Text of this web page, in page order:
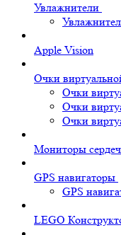
Увлажнители
Apple Vision
Очки
Очки
Очки
Очки
Мониторы
GPS навигаторы
GPS
LEGO